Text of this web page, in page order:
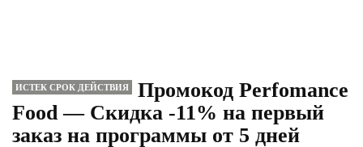
ИСТЕК СРОК ДЕЙСТВИЯ
Промокод Perfomance
Food — Скидка -11% на первый
заказ на программы от 5 дней